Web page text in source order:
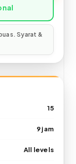
15
9 jam
All levels